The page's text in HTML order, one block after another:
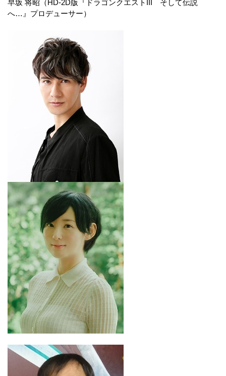
早坂 将昭（HD-2D版『ドラゴンクエストIII そして伝説
へ…』プロデューサー）